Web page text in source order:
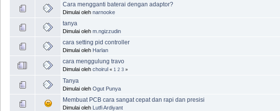
Cara mengganti baterai dengan adaptor?
Dimulai oleh narnooke
tanya
Dimulai oleh m.ngizzudin
cara setting pid controller
Dimulai oleh Harlan
cara menggulung travo
Dimulai oleh choirul « 1 2 3 »
Tanya
Dimulai oleh Ogut Punya
Membuat PCB cara sangat cepat dan rapi dan presisi
Dimulai oleh Lutfi Ardiyant